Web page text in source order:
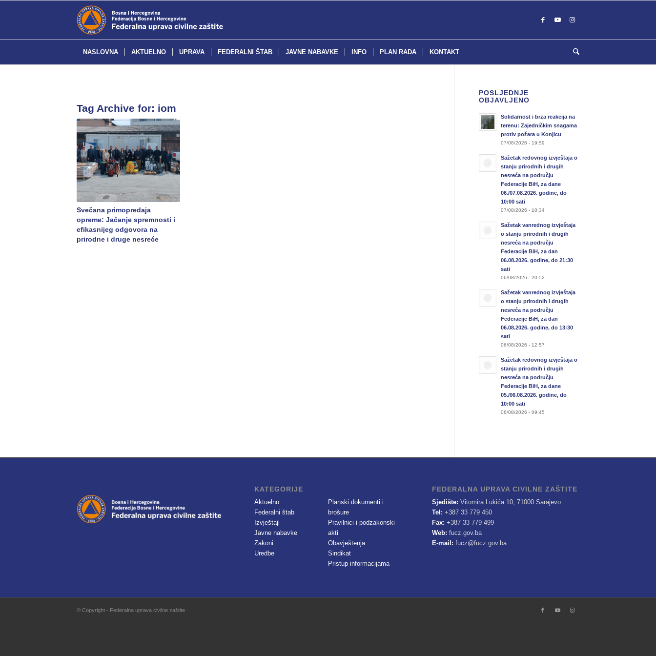
NASLOVNA AKTUELNO UPRAVA FEDERALNI ŠTAB JAVNE NABAVKE INFO PLAN RADA KONTAKT
Tag Archive for: iom
Svečana primopredaja
opreme: Jačanje spremnosti i
efikasnijeg odgovora na
prirodne i druge nesreće
POSLJEDNJE
OBJAVLJENO
Solidarnost i brza reakcija na
terenu: Zajedničkim snagama
protiv požara u Konjicu
07/08/2026 - 19:59
Sažetak redovnog izvještaja o
stanju prirodnih i drugih
nesreća na području
Federacije BiH, za dane
06./07.08.2026. godine, do
10:00 sati
07/08/2026 - 10:34
Sažetak vanrednog izvještaja
o stanju prirodnih i drugih
nesreća na području
Federacije BiH, za dan
06.08.2026. godine, do 21:30
sati
06/08/2026 - 20:52
Sažetak vanrednog izvještaja
o stanju prirodnih i drugih
nesreća na području
Federacije BiH, za dan
06.08.2026. godine, do 13:30
sati
06/08/2026 - 12:57
Sažetak redovnog izvještaja o
stanju prirodnih i drugih
nesreća na području
Federacije BiH, za dane
05./06.08.2026. godine, do
10:00 sati
06/08/2026 - 09:45
KATEGORIJE
Aktuelno
Federalni štab
Izvještaji
Javne nabavke
Zakoni
Uredbe
Planski dokumenti i
brošure
Pravilnici i podzakonski
akti
Obavještenja
Sindikat
Pristup informacijama
FEDERALNA UPRAVA CIVILNE ZAŠTITE
Sjedište: Vitomira Lukića 10, 71000 Sarajevo
Tel: +387 33 779 450
Fax: +387 33 779 499
Web: fucz.gov.ba
E-mail: fucz@fucz.gov.ba
© Copyright - Federalna uprava civilne zaštite